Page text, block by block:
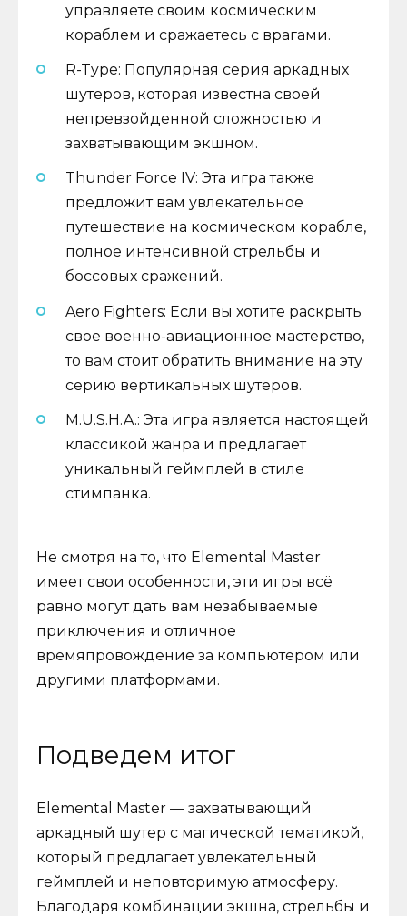
управляете своим космическим
кораблем и сражаетесь с врагами.
R-Type: Популярная серия аркадных
шутеров, которая известна своей
непревзойденной сложностью и
захватывающим экшном.
Thunder Force IV: Эта игра также
предложит вам увлекательное
путешествие на космическом корабле,
полное интенсивной стрельбы и
боссовых сражений.
Aero Fighters: Если вы хотите раскрыть
свое военно-авиационное мастерство,
то вам стоит обратить внимание на эту
серию вертикальных шутеров.
M.U.S.H.A.: Эта игра является настоящей
классикой жанра и предлагает
уникальный геймплей в стиле
стимпанка.
Не смотря на то, что Elemental Master
имеет свои особенности, эти игры всё
равно могут дать вам незабываемые
приключения и отличное
времяпровождение за компьютером или
другими платформами.
Подведем итог
Elemental Master — захватывающий
аркадный шутер с магической тематикой,
который предлагает увлекательный
геймплей и неповторимую атмосферу.
Благодаря комбинации экшна, стрельбы и